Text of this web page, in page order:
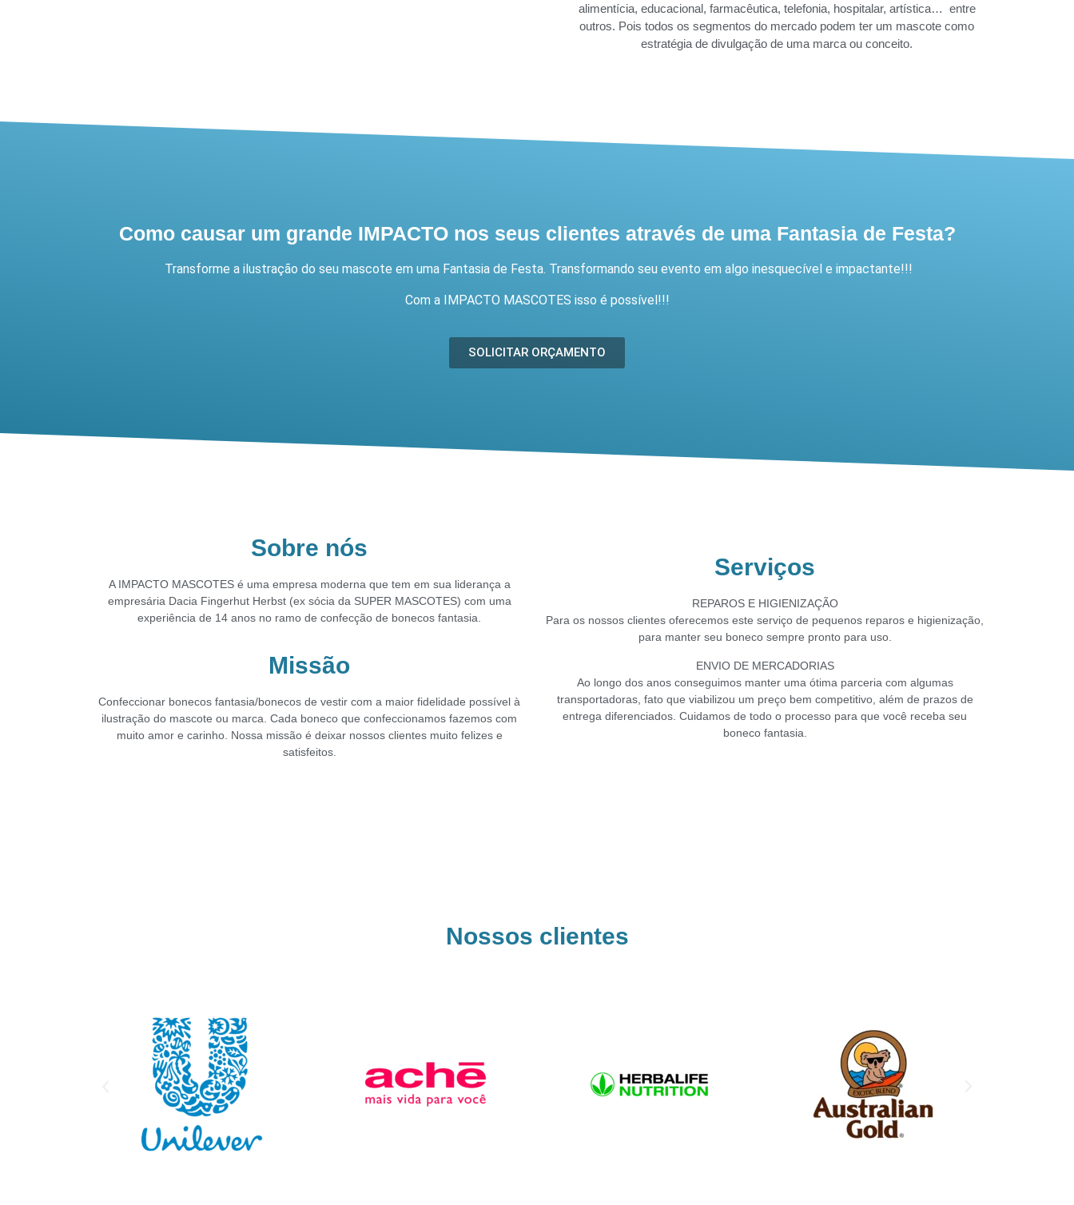
alimentícia, educacional, farmacêutica, telefonia, hospitalar, artística… entre
outros. Pois todos os segmentos do mercado podem ter um mascote como
estratégia de divulgação de uma marca ou conceito.
Como causar um grande IMPACTO nos seus clientes através de uma Fantasia de Festa?
Transforme a ilustração do seu mascote em uma Fantasia de Festa. Transformando seu evento em algo inesquecível e impactante!!!
Com a IMPACTO MASCOTES isso é possível!!!
SOLICITAR ORÇAMENTO
Sobre nós
A IMPACTO MASCOTES é uma empresa moderna que tem em sua liderança a
empresária Dacia Fingerhut Herbst (ex sócia da SUPER MASCOTES) com uma
experiência de 14 anos no ramo de confecção de bonecos fantasia.
Missão
Confeccionar bonecos fantasia/bonecos de vestir com a maior fidelidade possível à
ilustração do mascote ou marca. Cada boneco que confeccionamos fazemos com
muito amor e carinho. Nossa missão é deixar nossos clientes muito felizes e
satisfeitos.
Serviços
REPAROS E HIGIENIZAÇÃO
Para os nossos clientes oferecemos este serviço de pequenos reparos e higienização,
para manter seu boneco sempre pronto para uso.
ENVIO DE MERCADORIAS
Ao longo dos anos conseguimos manter uma ótima parceria com algumas
transportadoras, fato que viabilizou um preço bem competitivo, além de prazos de
entrega diferenciados. Cuidamos de todo o processo para que você receba seu
boneco fantasia.
Nossos clientes